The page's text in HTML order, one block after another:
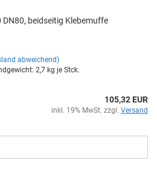
DN80, beid­sei­tig Kle­be­muf­fe
abweichend)
2,7 kg je Stck.
105,32 EUR
inkl. 19% MwSt. zzgl. Versand